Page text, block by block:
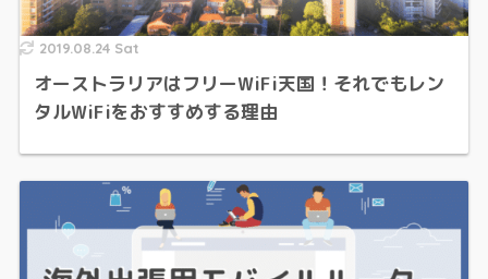
2019.08.24 Sat
オーストラリアはフリーWiFi天国！それでもレン
タルWiFiをおすすめする理由